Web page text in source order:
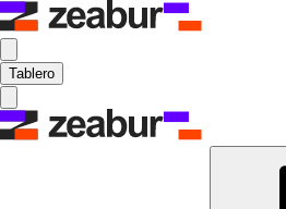
Tablero